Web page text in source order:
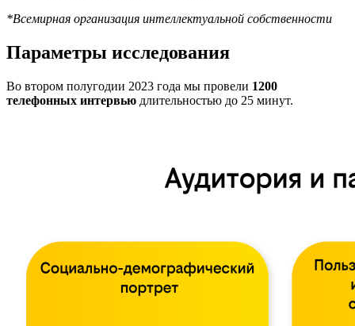
*Всемирная организация интеллектуальной собственности
Параметры исследования
Во втором полугодии 2023 года мы провели 1200
телефонных интервью длительностью до 25 минут.